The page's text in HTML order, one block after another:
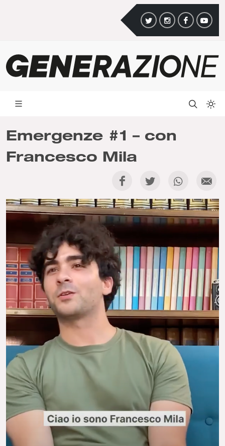
Emergenze #1 – con
Francesco Mila